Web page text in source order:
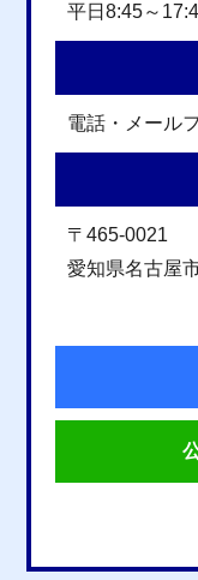
平日8:45～
電話・メール
〒465-0021
愛知県名古屋